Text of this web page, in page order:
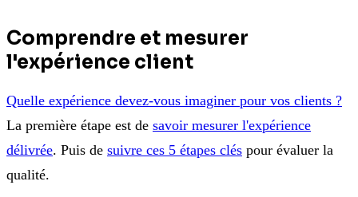
Comprendre et mesurer
l'expérience client
Quelle expérience devez-vous imaginer pour vos clients ?
La première étape est de savoir mesurer l'expérience
délivrée. Puis de suivre ces 5 étapes clés pour évaluer la
qualité.